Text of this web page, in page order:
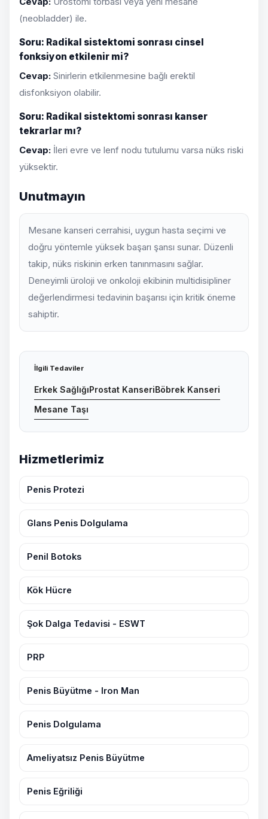
(neobladder) ile.
Soru: Radikal sistektomi sonrası cinsel
fonksiyon etkilenir mi?
Cevap: Sinirlerin etkilenmesine bağlı erektil
disfonksiyon olabilir.
Soru: Radikal sistektomi sonrası kanser
tekrarlar mı?
Cevap: İleri evre ve lenf nodu tutulumu varsa nüks riski
yüksektir.
Unutmayın
Mesane kanseri cerrahisi, uygun hasta seçimi ve
doğru yöntemle yüksek başarı şansı sunar. Düzenli
takip, nüks riskinin erken tanınmasını sağlar.
Deneyimli üroloji ve onkoloji ekibinin multidisipliner
değerlendirmesi tedavinin başarısı için kritik öneme
sahiptir.
İlgili Tedaviler
Erkek SağlığıProstat KanseriBöbrek Kanseri
Mesane Taşı
Hizmetlerimiz
Penis Protezi
Glans Penis Dolgulama
Penil Botoks
Kök Hücre
Şok Dalga Tedavisi - ESWT
PRP
Penis Büyütme - Iron Man
Penis Dolgulama
Ameliyatsız Penis Büyütme
Penis Eğriliği